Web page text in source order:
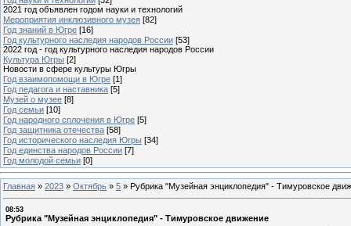
2021 год объявлен годом науки и технологий
Мероприятия инклюзивного музея [82]
Год знаний в Югре [16]
Год культурного наследия народов России [53]
2022 год - год культурного наследия народов России
Культура Югры [2]
Новости в сфере культуры Югры
Год взаимопомощи в Югре [1]
Год педагога и наставника [5]
Музей о музее [8]
Год семьи [10]
Год народного сплочения в Югре [5]
Год защитника отечества [58]
Год исторического наследия Югры [34]
Год единства народов России [7]
Год молодой семьи [0]
Главная » 2023 » Октябрь » 5 » Рубрика "Музейная энциклопедия" - Тимуровское
08:53
Рубрика "Музейная энциклопедия" - Тимуровское движение